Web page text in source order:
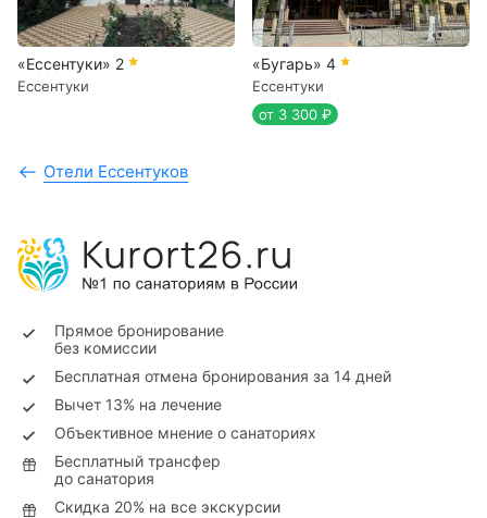
«Ессентуки» 2
Ессентуки
«Бугарь» 4
Ессентуки
от 3 300 ₽
Отели Ессентуков
Прямое бронирование
без комиссии
Бесплатная отмена бронирования за 14 дней
Вычет 13% на лечение
Объективное мнение о санаториях
Бесплатный трансфер
до санатория
Скидка 20% на все экскурсии